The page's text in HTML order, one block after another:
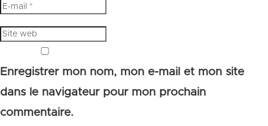
Enregistrer mon nom, mon e-mail et mon site
dans le navigateur pour mon prochain
commentaire.